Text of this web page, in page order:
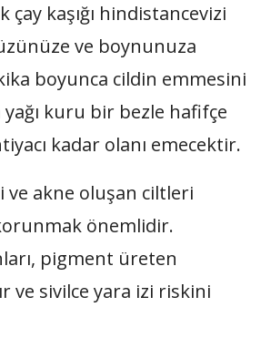
çay kaşığı hindistancevizi
ve boynunuza
boyunca cildin emmesini
yağı kuru bir bezle hafifçe
kadar olanı emecektir.
ve akne oluşan ciltleri
önemlidir.
pigment üreten
ve sivilce yara izi riskini